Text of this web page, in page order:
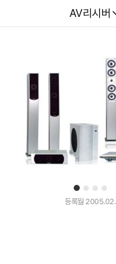
다나와
AV리시버
1 2 3 4
등록월 2005.02.